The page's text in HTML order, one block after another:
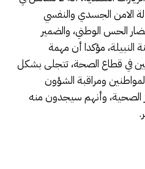
الامن الجسدي والنفسي
الحس الوطني، والضمير
النبيلة، مؤكدا أن مهمة
في قطاع الصحة، تتجلى بشكل
ومراقبة الشؤون
الصحية، وأنهم سيجدون منه